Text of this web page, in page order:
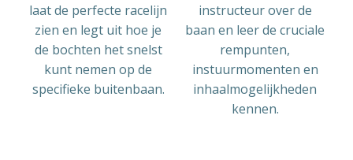
laat de perfecte racelijn
zien en legt uit hoe je
de bochten het snelst
kunt nemen op de
specifieke buitenbaan.
instructeur over de
baan en leer de cruciale
rempunten,
instuurmomenten en
inhaalmogelijkheden
kennen.